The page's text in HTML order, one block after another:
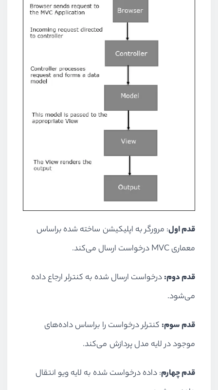
قدم اول: مرورگر به اپلیکیشن ساخته شده براساس
معماری MVC درخواست ارسال می‌کند.
قدم دوم:درخواست ارسال شده به کنترلر ارجاع داده
می‌شود.
قدم سوم: کنترلر درخواست را براساس داده‌های
موجود در لایه مدل پردازش می‌کند.
قدم چهارم: داده درخواست شده به لایه ویو انتقال